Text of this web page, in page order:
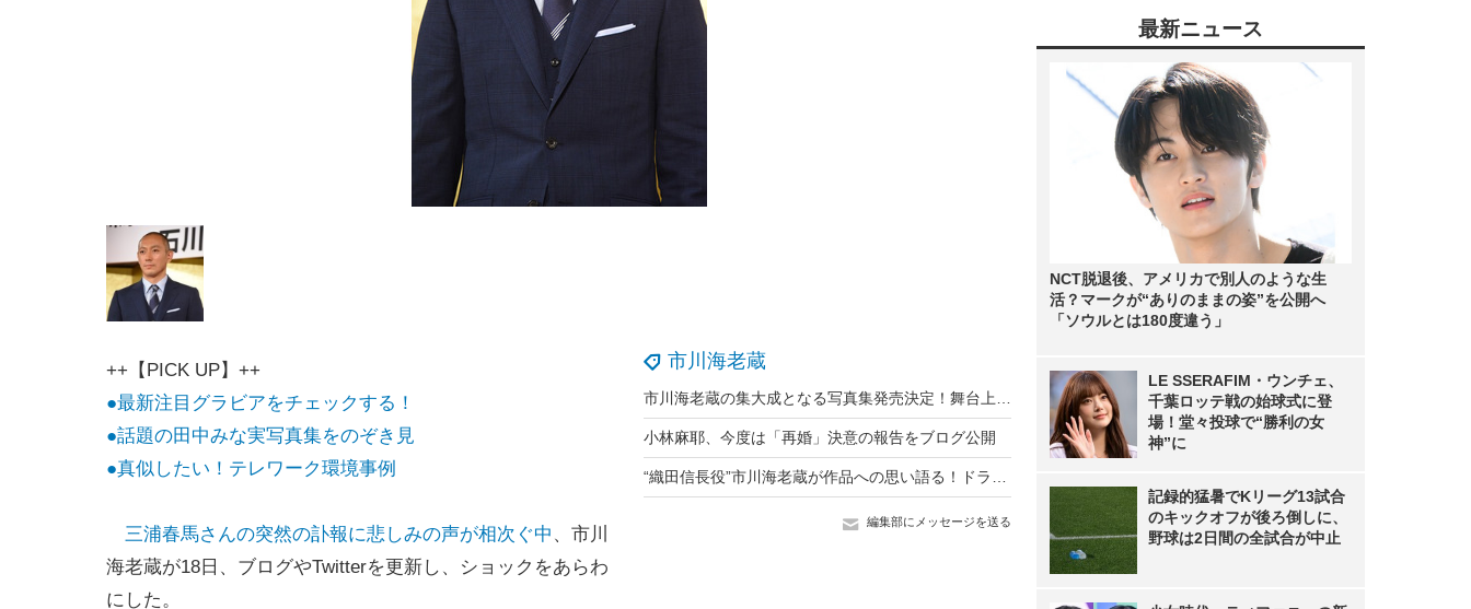
市川海老蔵
小林麻耶、今度は「再婚」決意の報告をブログ公開
編集部にメッセージを送る
++【PICK UP】++
●最新注目グラビアをチェックする！
●話題の田中みな実写真集をのぞき見
●真似したい！テレワーク環境事例
三浦春馬さんの突然の訃報に悲しみの声が相次ぐ中 、市川
海老蔵が18日、ブログやTwitterを更新し、ショックをあらわ
にした。
最新ニュース
NCT脱退後、アメリカで別人のような生
活？マークが“ありのままの姿”を公開へ
「ソウルとは180度違う」
LE SSERAFIM・ウンチェ、
千葉ロッテ戦の始球式に登
場！堂々投球で“勝利の女
神”に
記録的猛暑でKリーグ13試合
のキックオフが後ろ倒しに、
野球は2日間の全試合が中止